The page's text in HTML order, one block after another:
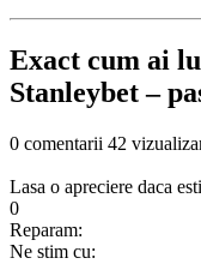
Exact cum ai
Stanleybet –
0 comentarii 42
Lasa o apreciere daca
0
Reparam:
Ne stim cu: